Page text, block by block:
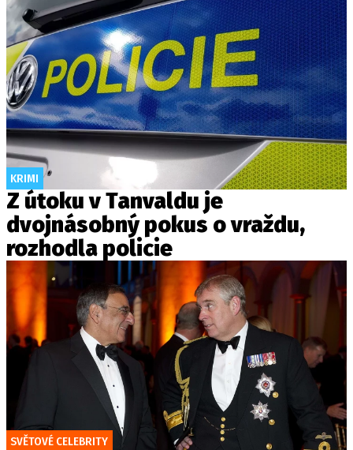
KRIMI
Z útoku v Tanvaldu je
dvojnásobný pokus o vraždu,
rozhodla policie
SVĚTOVÉ CELEBRITY